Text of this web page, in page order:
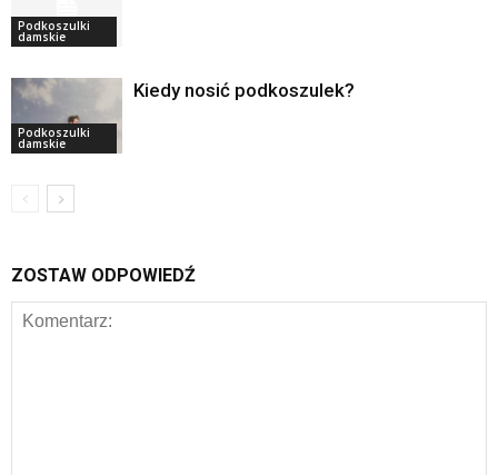
Podkoszulki
damskie
Podkoszulki
damskie
Kiedy nosić podkoszulek?
ZOSTAW ODPOWIEDŹ